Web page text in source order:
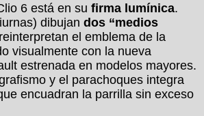
6 está en su firma lumínica.
dibujan dos “medios
el emblema de la
visualmente con la nueva
estrenada en modelos mayores.
y el parachoques integra
encuadran la parrilla sin exceso